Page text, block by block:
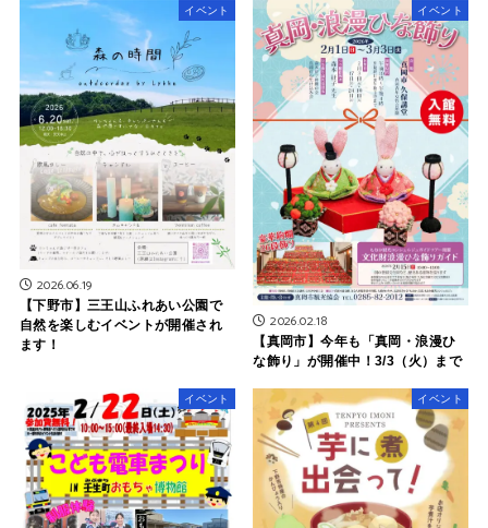
イベント
2026.06.19
【下野市】三王山ふれあい公園で
自然を楽しむイベントが開催され
ます！
イベント
2026.02.18
【真岡市】今年も「真岡・浪漫ひ
な飾り」が開催中！3/3（火）まで
イベント イベント